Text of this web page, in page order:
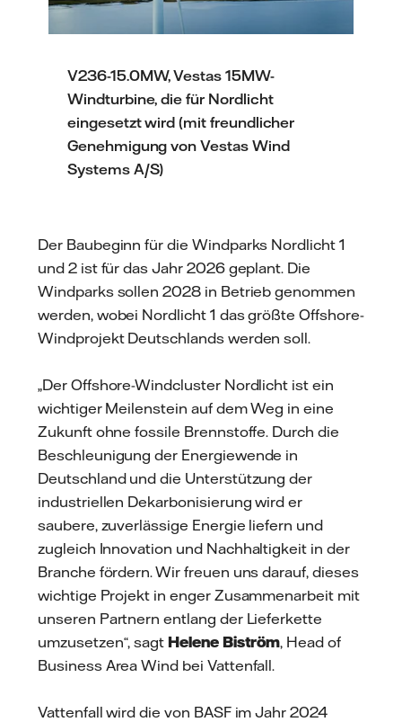
V236-15.0MW, Vestas 15MW-
Windturbine, die für Nordlicht
eingesetzt wird (mit freundlicher
Genehmigung von Vestas Wind
Systems A/S)
Der Baubeginn für die Windparks Nordlicht 1
und 2 ist für das Jahr 2026 geplant. Die
Windparks sollen 2028 in Betrieb genommen
werden, wobei Nordlicht 1 das größte Offshore-
Windprojekt Deutschlands werden soll.
„Der Offshore-Windcluster Nordlicht ist ein
wichtiger Meilenstein auf dem Weg in eine
Zukunft ohne fossile Brennstoffe. Durch die
Beschleunigung der Energiewende in
Deutschland und die Unterstützung der
industriellen Dekarbonisierung wird er
saubere, zuverlässige Energie liefern und
zugleich Innovation und Nachhaltigkeit in der
Branche fördern. Wir freuen uns darauf, dieses
wichtige Projekt in enger Zusammenarbeit mit
unseren Partnern entlang der Lieferkette
umzusetzen“, sagtHelene Biström, Head of
Business Area Wind bei Vattenfall.
Vattenfall wird die von BASF im Jahr 2024